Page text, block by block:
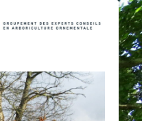
GECAO
en Arboriculure Ornementale